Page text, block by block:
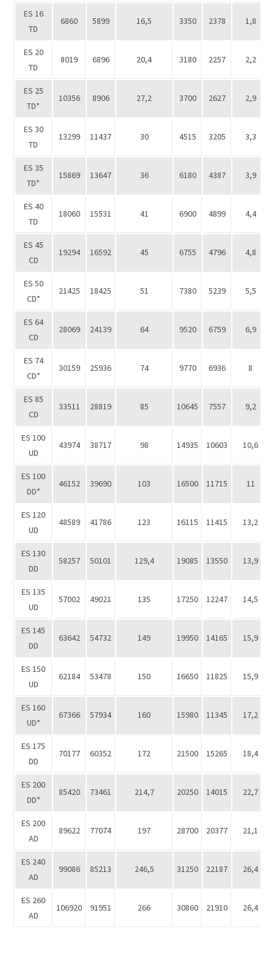
ES 16
TD
6860 5899 16,5 3350 2378 1,8
ES 20
TD
8019 6896 20,4 3180 2257 2,2
ES 25
TD*
10356 8906 27,2 3700 2627 2,9
ES 30
TD
13299 11437 30 4515 3205 3,3
ES 35
TD*
15869 13647 36 6180 4387 3,9
ES 40
TD
18060 15531 41 6900 4899 4,4
ES 45
CD
19294 16592 45 6755 4796 4,8
ES 50
CD*
21425 18425 51 7380 5239 5,5
ES 64
CD
28069 24139 64 9520 6759 6,9
ES 74
CD*
30159 25936 74 9770 6936 8
ES 85
CD
33511 28819 85 10645 7557 9,2
ES 100
UD
43974 38717 98 14935 10603 10,6
ES 100
DD*
46152 39690 103 16500 11715 11
ES 120
UD
48589 41786 123 16115 11415 13,2
ES 130
DD
58257 50101 129,4 19085 13550 13,9
ES 135
UD
57002 49021 135 17250 12247 14,5
ES 145
DD
63642 54732 149 19950 14165 15,9
ES 150
UD
62184 53478 150 16650 11825 15,9
ES 160
UD*
67366 57934 160 15980 11345 17,2
ES 175
DD
70177 60352 172 21500 15265 18,4
ES 200
DD*
85420 73461 214,7 20250 14015 22,7
ES 200
AD
89622 77074 197 28700 20377 21,1
ES 240
AD
99086 85213 246,5 31250 22187 26,4
ES 260
AD
106920 91951 266 30860 21910 26,4